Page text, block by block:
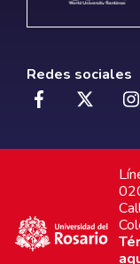
Redes sociales